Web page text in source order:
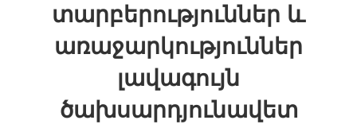
տարբերություններ և
առաջարկություններ
լավագույն
ծախսարդյունավետ